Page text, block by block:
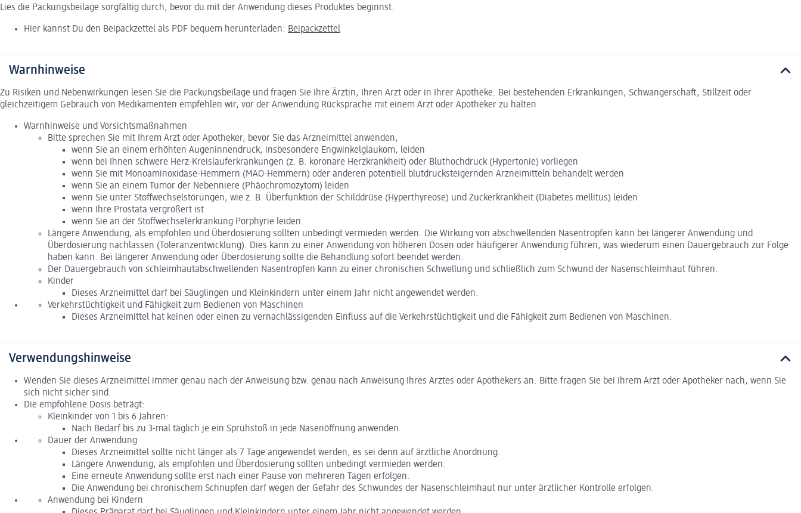
Lies die Packungsbeilage sorgfältig durch, bevor du mit der Anwendung dieses Produktes beginnst.
Hier kannst Du den Beipackzettel als PDF bequem herunterladen: Beipackzettel
Warnhinweise
Zu Risiken und Nebenwirkungen lesen Sie die Packungsbeilage und fragen Sie Ihre Ärztin, Ihren Arzt oder in Ihrer Apotheke. Bei bestehenden Erkrankungen, Schwangerschaft, Stillzeit oder
gleichzeitigem Gebrauch von Medikamenten empfehlen wir, vor der Anwendung Rücksprache mit einem Arzt oder Apotheker zu halten.
Warnhinweise und Vorsichtsmaßnahmen
Bitte sprechen Sie mit Ihrem Arzt oder Apotheker, bevor Sie das Arzneimittel anwenden,
wenn Sie an einem erhöhten Augeninnendruck, insbesondere Engwinkelglaukom, leiden
wenn bei Ihnen schwere Herz-Kreislauferkrankungen (z. B. koronare Herzkrankheit) oder Bluthochdruck (Hypertonie) vorliegen
wenn Sie mit Monoaminoxidase-Hemmern (MAO-Hemmern) oder anderen potentiell blutdrucksteigernden Arzneimitteln behandelt werden
wenn Sie an einem Tumor der Nebenniere (Phäochromozytom) leiden
wenn Sie unter Stoffwechselstörungen, wie z. B. Überfunktion der Schilddrüse (Hyperthyreose) und Zuckerkrankheit (Diabetes mellitus) leiden
wenn Ihre Prostata vergrößert ist
wenn Sie an der Stoffwechselerkrankung Porphyrie leiden.
Längere Anwendung, als empfohlen und Überdosierung sollten unbedingt vermieden werden. Die Wirkung von abschwellenden Nasentropfen kann bei längerer Anwendung und
Überdosierung nachlassen (Toleranzentwicklung). Dies kann zu einer Anwendung von höheren Dosen oder häufigerer Anwendung führen, was wiederum einen Dauergebrauch zur Folge
haben kann. Bei längerer Anwendung oder Überdosierung sollte die Behandlung sofort beendet werden.
Der Dauergebrauch von schleimhautabschwellenden Nasentropfen kann zu einer chronischen Schwellung und schließlich zum Schwund der Nasenschleimhaut führen.
Kinder
Dieses Arzneimittel darf bei Säuglingen und Kleinkindern unter einem Jahr nicht angewendet werden.
Verkehrstüchtigkeit und Fähigkeit zum Bedienen von Maschinen
Dieses Arzneimittel hat keinen oder einen zu vernachlässigenden Einfluss auf die Verkehrstüchtigkeit und die Fähigkeit zum Bedienen von Maschinen.
Verwendungshinweise
Wenden Sie dieses Arzneimittel immer genau nach der Anweisung bzw. genau nach Anweisung Ihres Arztes oder Apothekers an. Bitte fragen Sie bei Ihrem Arzt oder Apotheker nach, wenn Sie
sich nicht sicher sind.
Die empfohlene Dosis beträgt:
Kleinkinder von 1 bis 6 Jahren:
Nach Bedarf bis zu 3-mal täglich je ein Sprühstoß in jede Nasenöffnung anwenden.
Dauer der Anwendung
Dieses Arzneimittel sollte nicht länger als 7 Tage angewendet werden, es sei denn auf ärztliche Anordnung.
Längere Anwendung, als empfohlen und Überdosierung sollten unbedingt vermieden werden.
Eine erneute Anwendung sollte erst nach einer Pause von mehreren Tagen erfolgen.
Die Anwendung bei chronischem Schnupfen darf wegen der Gefahr des Schwundes der Nasenschleimhaut nur unter ärztlicher Kontrolle erfolgen.
Anwendung bei Kindern